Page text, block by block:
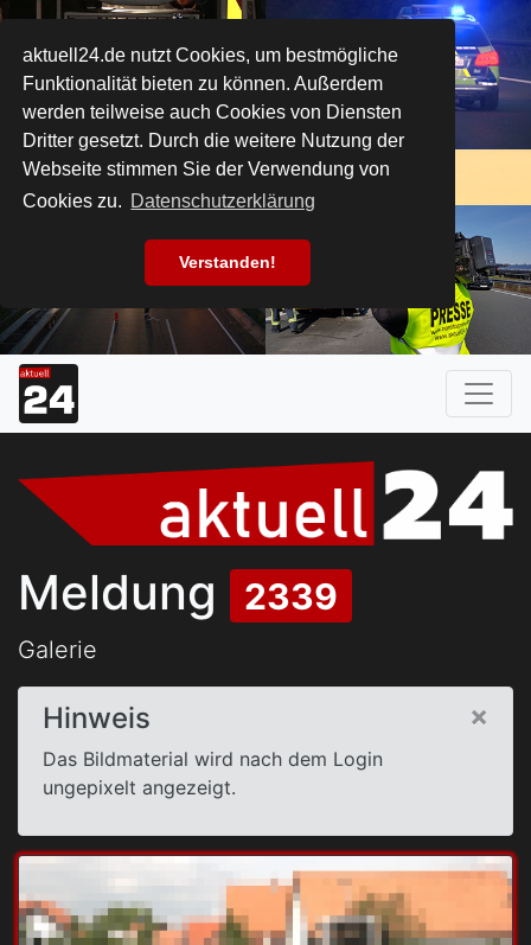
aktuell24.de nutzt Cookies, um bestmögliche
Funktionalität bieten zu können. Außerdem
werden teilweise auch Cookies von Diensten
Dritter gesetzt. Durch die weitere Nutzung der
Webseite stimmen Sie der Verwendung von
Cookies zu. Datenschutzerklärung
Verstanden!
Meldung 2339
Galerie
Hinweis
Das Bildmaterial wird nach dem Login
ungepixelt angezeigt.
×